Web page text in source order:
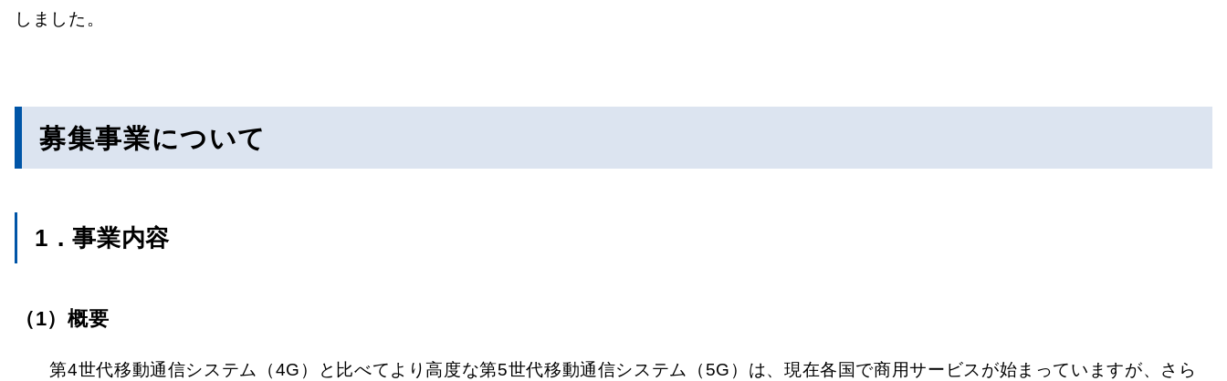
しました。
募集事業について
1．事業内容
（1）概要
第4世代移動通信システム（4G）と比べてより高度な第5世代移動通信システム（5G）は、現在各国で商用サービスが始まっていますが、さら